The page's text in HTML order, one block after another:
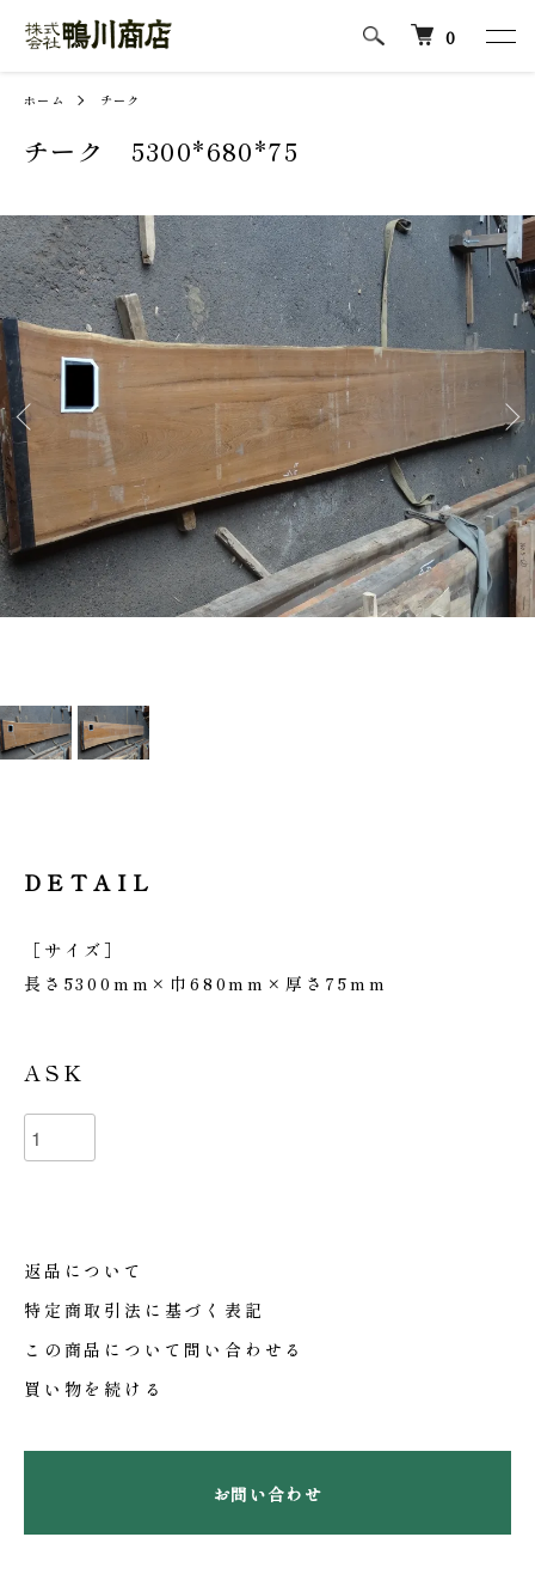
0
ホーム チーク
チーク 5300*680*75
DETAIL
［サイズ］
長さ5300mm×巾680mm×厚さ75mm
ASK
返品について
特定商取引法に基づく表記
この商品について問い合わせる
買い物を続ける
お問い合わせ